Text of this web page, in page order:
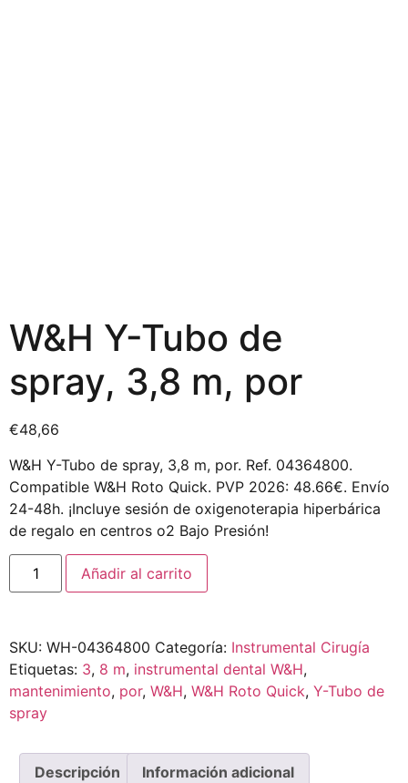
W&H Y-Tubo de
spray, 3,8 m, por
€48,66
W&H Y-Tubo de spray, 3,8 m, por. Ref. 04364800.
Compatible W&H Roto Quick. PVP 2026: 48.66€. Envío
24-48h. ¡Incluye sesión de oxigenoterapia hiperbárica
de regalo en centros o2 Bajo Presión!
Añadir al carrito
SKU: WH-04364800 Categoría: Instrumental Cirugía
Etiquetas: 3, 8 m, instrumental dental W&H,
mantenimiento, por, W&H, W&H Roto Quick, Y-Tubo de
spray
Descripción Información adicional